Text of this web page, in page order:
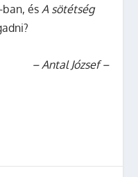
-ban, ésA sötétség
– Antal József –